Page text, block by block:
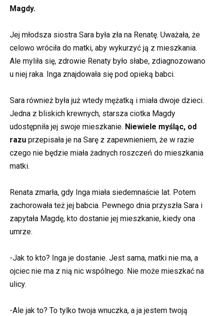
Magdy.
Jej młodsza siostra Sara była zła na Renatę. Uważała, że
celowo wróciła do matki, aby wykurzyć ją z mieszkania.
Ale myliła się, zdrowie Renaty było słabe, zdiagnozowano
u niej raka. Inga znajdowała się pod opieką babci.
Sara również była już wtedy mężatką i miała dwoje dzieci.
Jedna z bliskich krewnych, starsza ciotka Magdy
udostępniła jej swoje mieszkanie. Niewiele myśląc, od
razu przepisała je na Sarę z zapewnieniem, że w razie
czego nie będzie miała żadnych roszczeń do mieszkania
matki.
Renata zmarła, gdy Inga miała siedemnaście lat. Potem
zachorowała też jej babcia. Pewnego dnia przyszła Sara i
zapytała Magdę, kto dostanie jej mieszkanie, kiedy ona
umrze.
-Jak to kto? Inga je dostanie. Jest sama, matki nie ma, a
ojciec nie ma z nią nic wspólnego. Nie może mieszkać na
ulicy.
-Ale jak to? To tylko twoja wnuczka, a ja jestem twoją